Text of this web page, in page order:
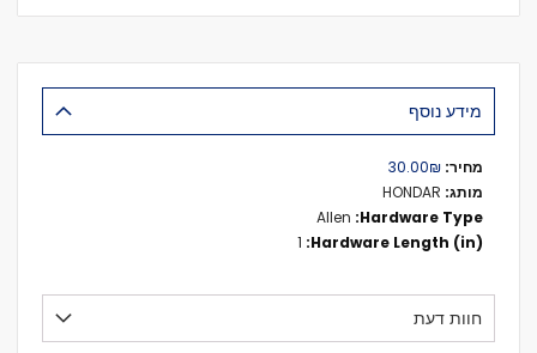
מידע נוסף
מידע
נוסף
₪‏30.00
חוות דעת